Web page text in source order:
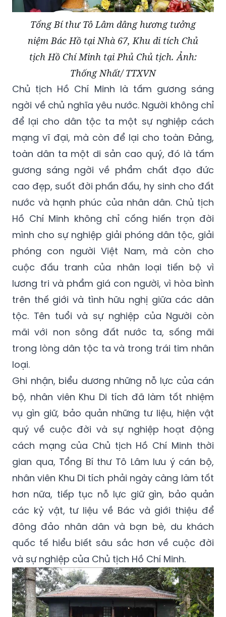
Tổng Bí thư Tô Lâm dâng hương tưởng
niệm Bác Hồ tại Nhà 67, Khu di tích Chủ
tịch Hồ Chí Minh tại Phủ Chủ tịch. Ảnh:
Thống Nhất/ TTXVN
Chủ tịch Hồ Chí Minh là tấm gương sáng
ngời về chủ nghĩa yêu nước. Người không chỉ
để lại cho dân tộc ta một sự nghiệp cách
mạng vĩ đại, mà còn để lại cho toàn Đảng,
toàn dân ta một di sản cao quý, đó là tấm
gương sáng ngời về phẩm chất đạo đức
cao đẹp, suốt đời phấn đấu, hy sinh cho đất
nước và hạnh phúc của nhân dân. Chủ tịch
Hồ Chí Minh không chỉ cống hiến trọn đời
mình cho sự nghiệp giải phóng dân tộc, giải
phóng con người Việt Nam, mà còn cho
cuộc đấu tranh của nhân loại tiến bộ vì
lương tri và phẩm giá con người, vì hòa bình
trên thế giới và tình hữu nghị giữa các dân
tộc. Tên tuổi và sự nghiệp của Người còn
mãi với non sông đất nước ta, sống mãi
trong lòng dân tộc ta và trong trái tim nhân
loại.
Ghi nhận, biểu dương những nỗ lực của cán
bộ, nhân viên Khu Di tích đã làm tốt nhiệm
vụ gìn giữ, bảo quản những tư liệu, hiện vật
quý về cuộc đời và sự nghiệp hoạt động
cách mạng của Chủ tịch Hồ Chí Minh thời
gian qua, Tổng Bí thư Tô Lâm lưu ý cán bộ,
nhân viên Khu Di tích phải ngày càng làm tốt
hơn nữa, tiếp tục nỗ lực giữ gìn, bảo quản
các kỷ vật, tư liệu về Bác và giới thiệu để
đông đảo nhân dân và bạn bè, du khách
quốc tế hiểu biết sâu sắc hơn về cuộc đời
và sự nghiệp của Chủ tịch Hồ Chí Minh.